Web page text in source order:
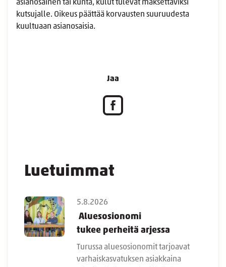
Luetuimmat
5.8.2026
Aluesosionomi
tukee perheitä arjessa
Turussa aluesosionomit tarjoavat
varhaiskasvatuksen asiakkaina
asianosainen tai kunta, kulut tulevat maksettaviksi
kutsujalle. Oikeus päättää korvausten suuruudesta
kuultuaan asianosaisia.
Jaa